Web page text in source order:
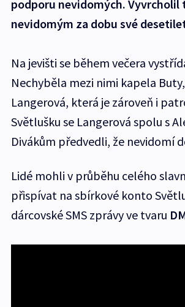
podporu nevidomých.
nevidomým za dobu své
Na jevišti se během večera
Nechyběla mezi nimi kapela
Langerová, která je zároveň i
Světlušku se Langerová spolu s
Divákům předvedli, že nevidomí
Lidé mohli v průběhu celého
přispívat na sbírkové konto
dárcovské SMS zprávy ve tvaru